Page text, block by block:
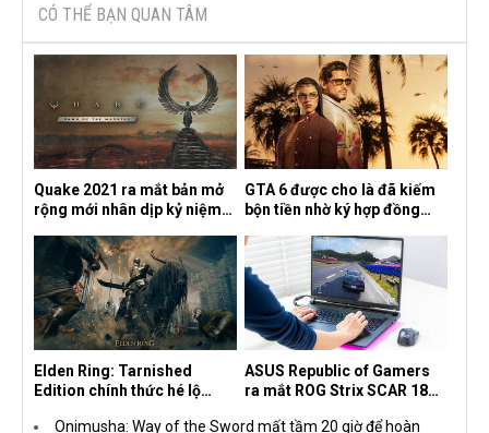
CÓ THỂ BẠN QUAN TÂM
Quake 2021 ra mắt bản mở
rộng mới nhân dịp kỷ niệm
the Machine
GTA 6 được cho là đã kiếm
bộn tiền nhờ ký hợp đồng
Elden Ring: Tarnished
Edition chính thức hé lộ
ASUS Republic of Gamers
ra mắt ROG Strix SCAR 18
Onimusha: Way of the Sword mất tầm 20 giờ để hoàn